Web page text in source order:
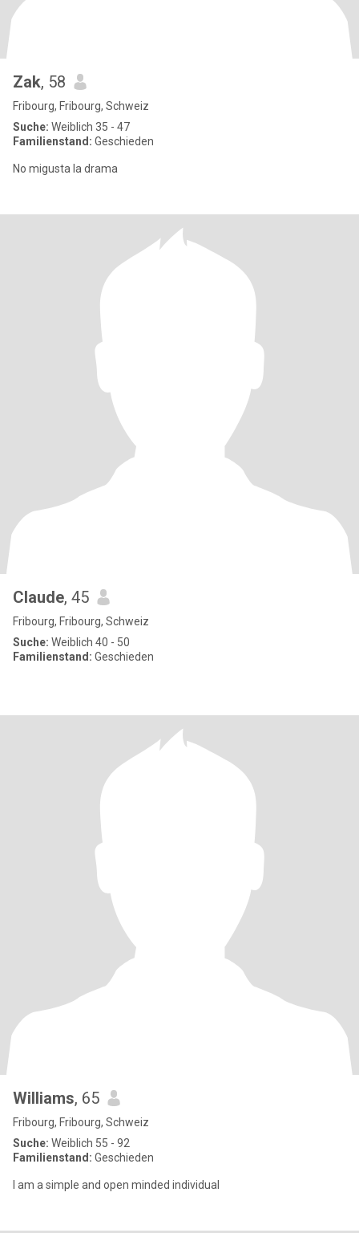
Zak, 58
Fribourg, Fribourg, Schweiz
Suche: Weiblich 35 - 47
Familienstand: Geschieden
No migusta la drama
Claude, 45
Fribourg, Fribourg, Schweiz
Suche: Weiblich 40 - 50
Familienstand: Geschieden
Williams, 65
Fribourg, Fribourg, Schweiz
Suche: Weiblich 55 - 92
Familienstand: Geschieden
I am a simple and open minded individual